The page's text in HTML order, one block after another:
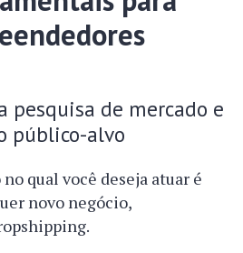
pesquisa de mercado e
público-alvo
qual você deseja atuar é
novo negócio,